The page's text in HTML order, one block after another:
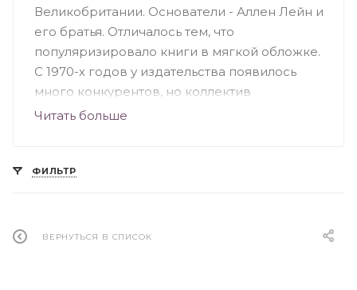
Великобритании. Основатели - Аллен Лейн и
его братья. Отличалось тем, что
популяризировало книги в мягкой обложке.
С 1970-х годов у издательства появилось
много конкурентов, но коллектив
продолжал выпускать серьезные книги для
фантастике и научно-популярных
политике Британии. На сегодняшний день
Читать больше
ФИЛЬТР
ВЕРНУТЬСЯ В СПИСОК